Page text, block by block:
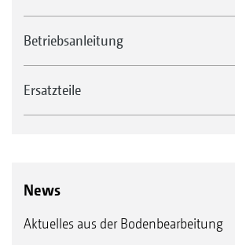
Betriebsanleitung
Ersatzteile
News
Aktuelles aus der Bodenbearbeitung